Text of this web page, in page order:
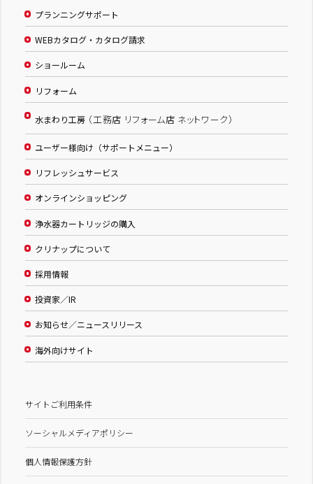
プランニングサポート
WEBカタログ・カタログ請求
ショールーム
リフォーム
水まわり工房 （工務店 リフォーム店 ネットワーク）
ユーザー様向け（サポートメニュー）
リフレッシュサービス
オンラインショッピング
浄水器カートリッジの購入
クリナップについて
採用情報
投資家／IR
お知らせ／ニュースリリース
海外向けサイト
サイトご利用条件
ソーシャルメディアポリシー
個人情報保護方針